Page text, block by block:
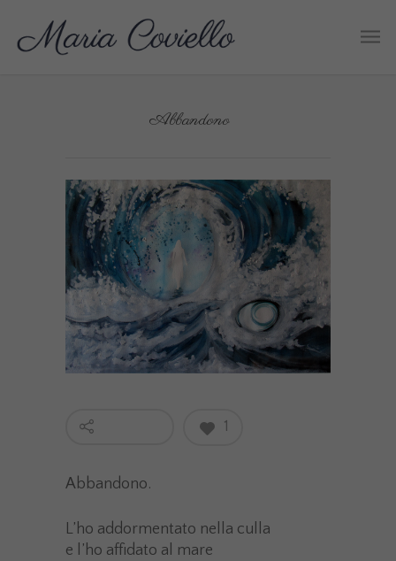
Abbandono
1
Abbandono.
L’ho addormentato nella culla
e l’ho affidato al mare